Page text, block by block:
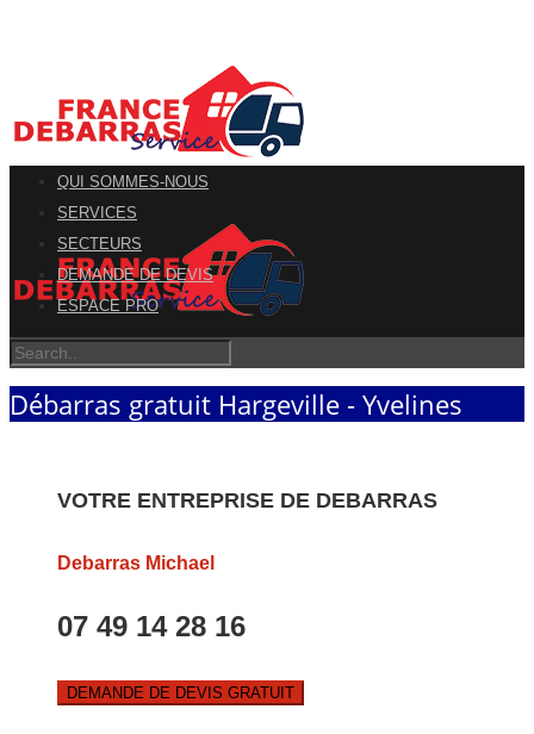
QUI SOMMES-NOUS
SERVICES
SECTEURS
DEMANDE DE DEVIS
ESPACE PRO
Débarras gratuit Hargeville - Yvelines
VOTRE ENTREPRISE DE DEBARRAS
Debarras Michael
07 49 14 28 16
DEMANDE DE DEVIS GRATUIT